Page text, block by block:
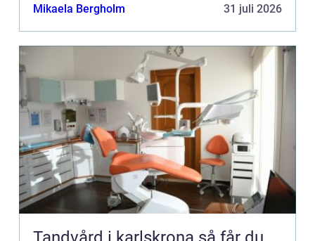
Mikaela Bergholm 31 juli 2026